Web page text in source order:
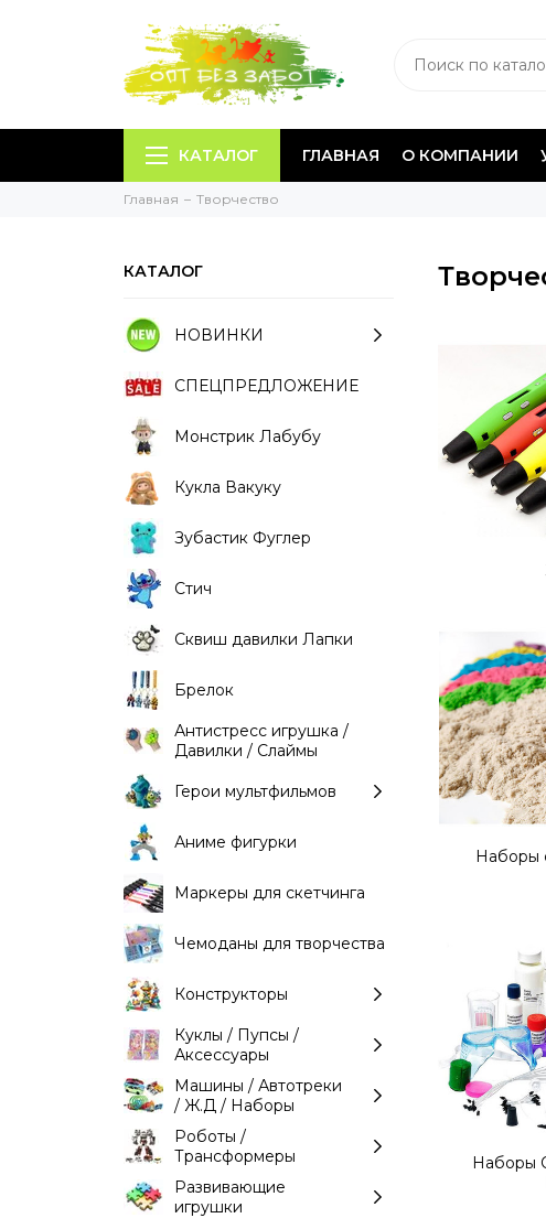
КАТАЛОГ ГЛАВНАЯ О КОМПАНИИ
Главная Творчество
КАТАЛОГ
НОВИНКИ
СПЕЦПРЕДЛОЖЕНИЕ
Монстрик Лабубу
Кукла Вакуку
Зубастик Фуглер
Стич
Сквиш давилки Лапки
Брелок
Антистресс игрушка /
Давилки / Слаймы
Герои мультфильмов
Аниме фигурки
Маркеры для скетчинга
Чемоданы для творчества
Конструкторы
Куклы / Пупсы /
Аксессуары
Машины / Автотреки
/ Ж.Д / Наборы
Роботы /
Трансформеры
Развивающие
игрушки
Наборы
Наборы